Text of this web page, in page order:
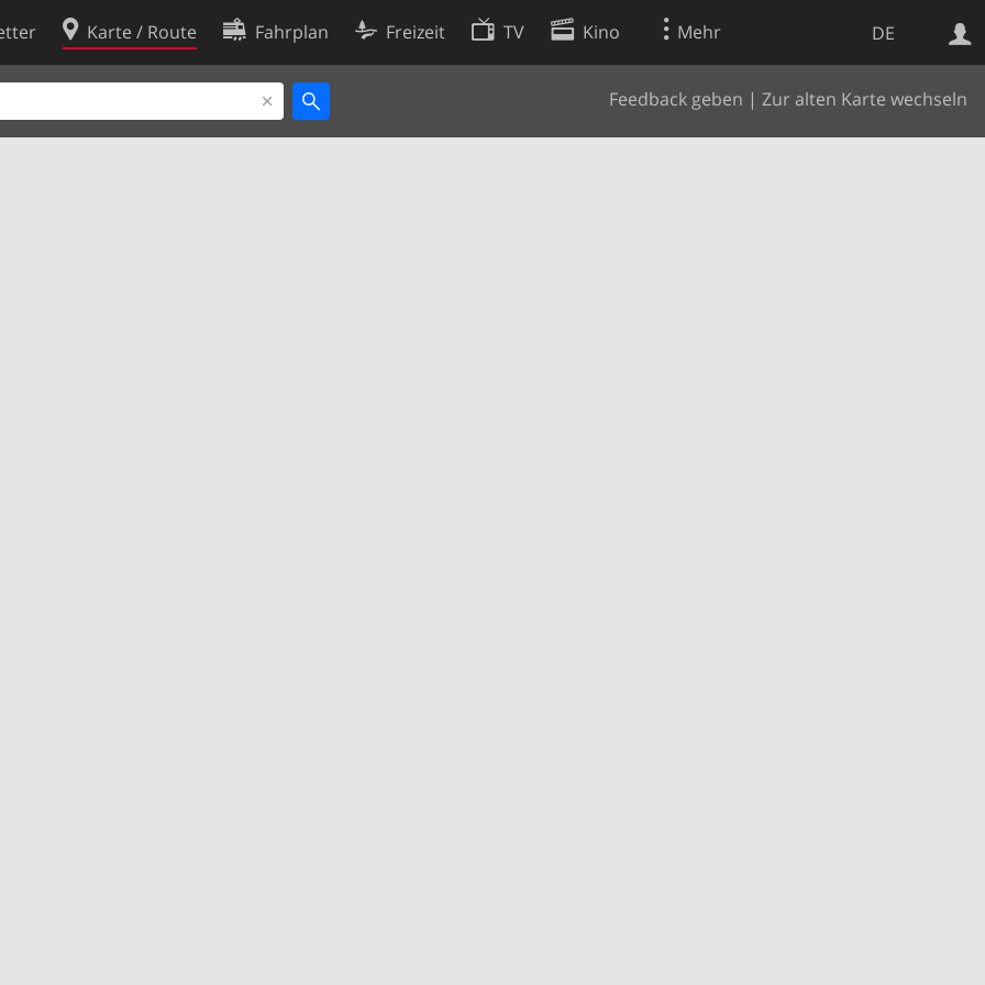
DE
Karte / Route Fahrplan Freizeit TV Kino Mehr
Feedback geben | Zur alten Karte wechseln
Websuche
Cookie-Richtlinie
Cookie-Einstellungen